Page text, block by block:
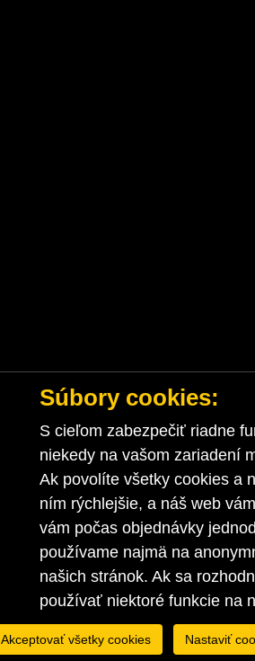
Súbory cookies:
S cieľom zabezpečiť riadne
niekedy na vašom zariadení
Ak povolíte všetky cookies a
ním rýchlejšie, a náš web
vám počas objednávky
používame najmä na
našich stránok. Ak sa
používať niektoré funkcie na
Akceptovať všetky cookies Nastaviť